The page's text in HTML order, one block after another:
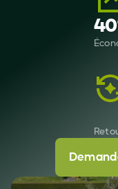
40